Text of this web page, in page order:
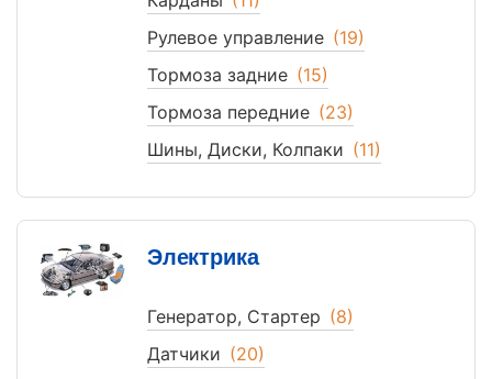
Рулевое управление (19)
Тормоза задние (15)
Тормоза передние (23)
Шины, Диски, Колпаки (11)
Электрика
Генератор, Стартер (8)
Датчики (20)